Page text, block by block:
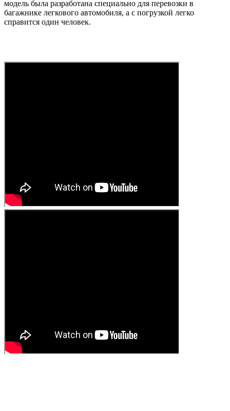
модель была разработана специально для перевозки в
багажнике легкового автомобиля, а с погрузкой легко
справится один человек.